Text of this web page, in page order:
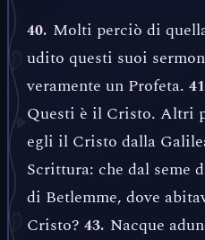
40. Molti perciò di
udito questi suoi
veramente un Profeta.
Questi è il Cristo. Altri
egli il Cristo dalla
Scrittura: che dal seme
di Betlemme, dove
Cristo? 43. Nacque